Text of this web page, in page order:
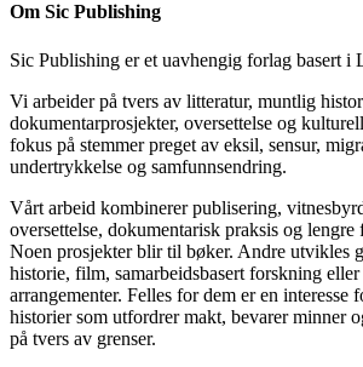
Om Sic Publishing
Sic Publishing er et uavhengig forlag basert i
Vi arbeider på tvers av litteratur, muntlig
dokumentarprosjekter, oversettelse og
fokus på stemmer preget av eksil, sensur,
undertrykkelse og samfunnsendring.
Vårt arbeid kombinerer publisering,
oversettelse, dokumentarisk praksis og lengre
Noen prosjekter blir til bøker. Andre utvikles
historie, film, samarbeidsbasert forskning
arrangementer. Felles for dem er en interesse
historier som utfordrer makt, bevarer minner
på tvers av grenser.